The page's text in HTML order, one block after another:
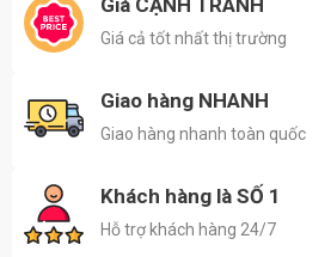
Giá cả tốt nhất thị trường
Giao hàng NHANH
Giao hàng nhanh toàn quốc
Khách hàng là SỐ 1
Hỗ trợ khách hàng 24/7